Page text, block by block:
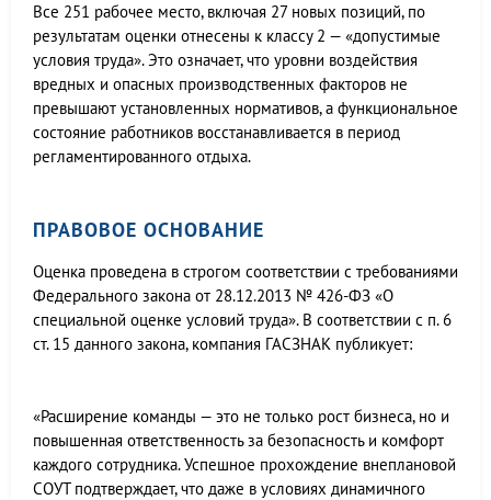
Все 251 рабочее место, включая 27 новых позиций, по
результатам оценки отнесены к классу 2 — «допустимые
условия труда». Это означает, что уровни воздействия
вредных и опасных производственных факторов не
превышают установленных нормативов, а функциональное
состояние работников восстанавливается в период
регламентированного отдыха.
ПРАВОВОЕ ОСНОВАНИЕ
Оценка проведена в строгом соответствии с требованиями
Федерального закона от 28.12.2013 № 426-ФЗ «О
специальной оценке условий труда». В соответствии с п. 6
ст. 15 данного закона, компания ГАСЗНАК публикует:
«Расширение команды — это не только рост бизнеса, но и
повышенная ответственность за безопасность и комфорт
каждого сотрудника. Успешное прохождение внеплановой
СОУТ подтверждает, что даже в условиях динамичного